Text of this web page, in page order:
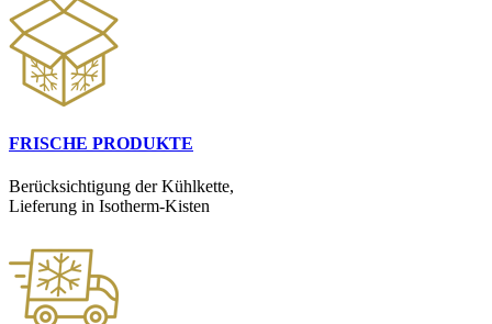
FRISCHE PRODUKTE
Berücksichtigung der Kühlkette,
Lieferung in Isotherm-Kisten